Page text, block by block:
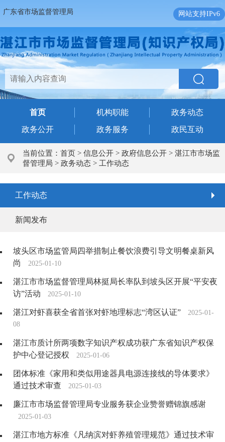
广东省市场监督管理局 网站支持IPv6
首页 机构职能
政务动态
政务公开
政务服务 政民互动
当前位置： 首页 > 信息公开 > 政府信息公开 > 湛江市市场监
督管理局 > 政务动态 > 工作动态
工作动态
新闻发布
坡头区市场监管局四举措制止餐饮浪费引导文明餐桌新风
尚
2025-01-10
湛江市市场监督管理局林挺局长率队到坡头区开展“平安夜
访”活动
2025-01-10
湛江对虾喜获全省首张对虾地理标志“湾区认证” 2025-01-
08
湛江市质计所两项数字知识产权成功获广东省知识产权保
护中心登记授权
2025-01-06
团体标准《家用和类似用途器具电源连接线的导体要求》
通过技术审查
2025-01-03
廉江市市场监督管理局专业服务获企业赞誉赠锦旗感谢
2025-01-03
湛江市地方标准《凡纳滨对虾养殖管理规范》通过技术审